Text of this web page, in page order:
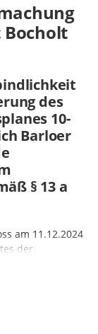
Bocholt
des
10-
Barloer
§ 13 a
am 11.12.2024
der
10-
146 bis